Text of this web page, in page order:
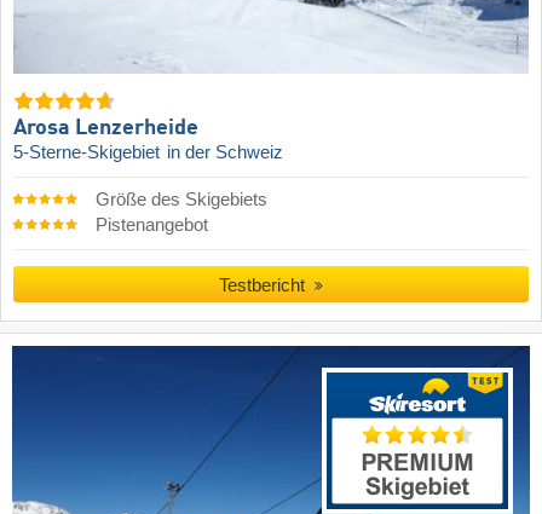
Arosa Lenzerheide
5-Sterne-Skigebiet in der Schweiz
Größe des Skigebiets
Pistenangebot
Testbericht